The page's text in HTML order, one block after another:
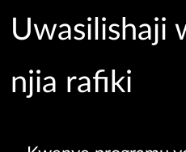
Uwasilishaji
njia rafiki